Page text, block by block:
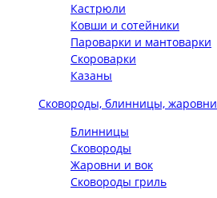
Кастрюли
Ковши и сотейники
Пароварки и мантоварки
Скороварки
Казаны
Сковороды, блинницы, жаровни
Блинницы
Сковороды
Жаровни и вок
Сковороды гриль